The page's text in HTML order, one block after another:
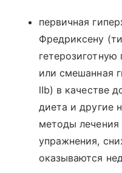
первичная
Фредриксену
или смешанная
lIb) в качестве
диета и другие
методы
упражнения,
оказываются